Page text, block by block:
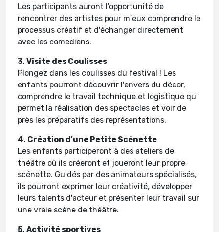
Les participants auront l'opportunité de
rencontrer des artistes pour mieux comprendre le
processus créatif et d'échanger directement
avec les comediens.
3. Visite des Coulisses
Plongez dans les coulisses du festival ! Les
enfants pourront découvrir l'envers du décor,
comprendre le travail technique et logistique qui
permet la réalisation des spectacles et voir de
près les préparatifs des représentations.
4. Création d'une Petite Scénette
Les enfants participeront à des ateliers de
théâtre où ils créeront et joueront leur propre
scénette. Guidés par des animateurs spécialisés,
ils pourront exprimer leur créativité, développer
leurs talents d'acteur et présenter leur travail sur
une vraie scène de théâtre.
5. Activité sportives